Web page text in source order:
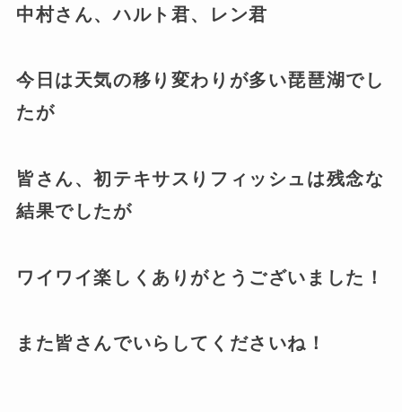
中村さん、ハルト君、レン君
今日は天気の移り変わりが多い琵琶湖でし
たが
皆さん、初テキサスりフィッシュは残念な
結果でしたが
ワイワイ楽しくありがとうございました！
また皆さんでいらしてくださいね！